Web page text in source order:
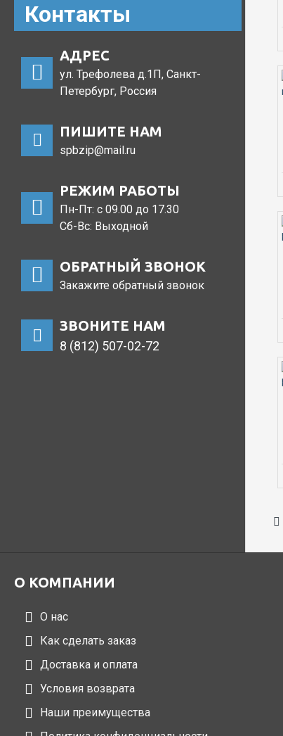
Контакты
АДРЕС
ул. Трефолева д.1П, Санкт-
Петербург, Россия
ПИШИТЕ НАМ
spbzip@mail.ru
РЕЖИМ РАБОТЫ
Пн-Пт: с 09.00 до 17.30
Сб-Вс: Выходной
ОБРАТНЫЙ ЗВОНОК
Закажите обратный звонок
ЗВОНИТЕ НАМ
8 (812) 507-02-72
О КОМПАНИИ
О нас
Как сделать заказ
Доставка и оплата
Условия возврата
Наши преимущества